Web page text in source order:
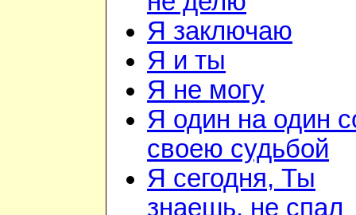
Я заключаю
Я и ты
Я не могу
Я один на один
своею судьбой
Я сегодня, Ты
знаешь, не спал